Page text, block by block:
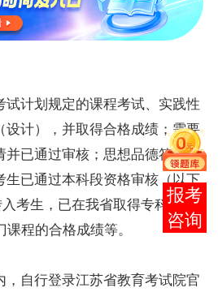
试计划规定的课程考试、实践性
计），并取得合格成绩；需要
已通过审核；思想品德符合要
已通过本科段资格审核（以下
考生，已在我省取得专科不少
程的合格成绩等。
，自行登录江苏省教育考试院官
在线
客服